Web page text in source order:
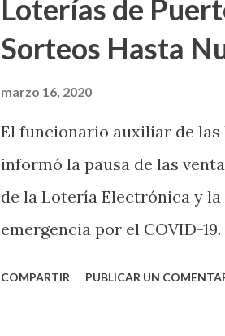
Loterías de
Sorteos Hasta
marzo 16, 2020
El funcionario auxiliar de las
informó la pausa de las
de la Lotería Electrónica y
emergencia por el COVID-
COMPARTIR PUBLICAR UN